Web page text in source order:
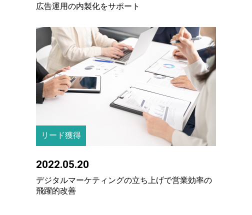
広告運用の内製化をサポート
リード獲得
2022.05.20
デジタルマーケティングの立ち上げで営業効率の
飛躍的改善